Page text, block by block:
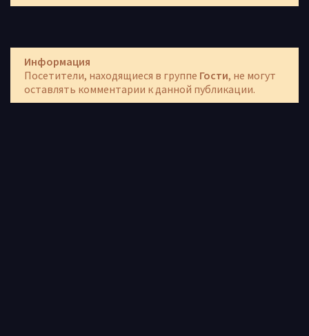
Информация
Посетители, находящиеся в группе Гости, не могут
оставлять комментарии к данной публикации.